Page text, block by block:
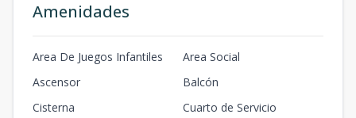
Amenidades
Area De Juegos Infantiles
Area Social
Ascensor
Balcón
Cisterna
Cuarto de Servicio